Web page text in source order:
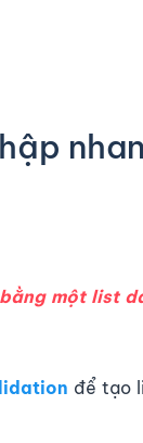
một list
để tạo